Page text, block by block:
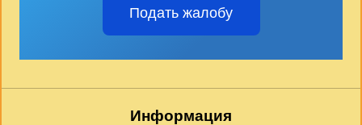
Подать жалобу
Информация